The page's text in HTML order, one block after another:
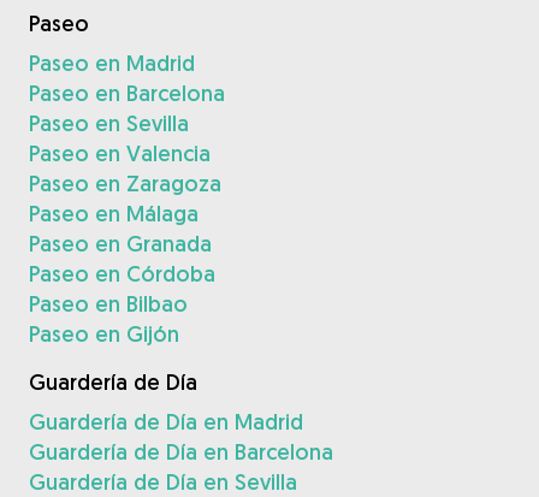
Paseo
Paseo en Madrid
Paseo en Barcelona
Paseo en Sevilla
Paseo en Valencia
Paseo en Zaragoza
Paseo en Málaga
Paseo en Granada
Paseo en Córdoba
Paseo en Bilbao
Paseo en Gijón
Guardería de Día
Guardería de Día en Madrid
Guardería de Día en Barcelona
Guardería de Día en Sevilla